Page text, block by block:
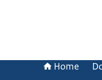
Home